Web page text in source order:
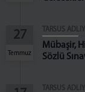
27
Temmuz
TARSUS
Mübaşir,
Sözlü
TARSUS